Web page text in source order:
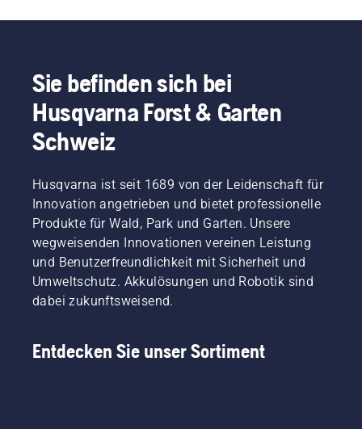
Sie befinden sich bei
Husqvarna Forst & Garten
Schweiz
Husqvarna ist seit 1689 von der Leidenschaft für
Innovation angetrieben und bietet professionelle
Produkte für Wald, Park und Garten. Unsere
wegweisenden Innovationen vereinen Leistung
und Benutzerfreundlichkeit mit Sicherheit und
Umweltschutz. Akkulösungen und Robotik sind
dabei zukunftsweisend.
Entdecken Sie unser Sortiment